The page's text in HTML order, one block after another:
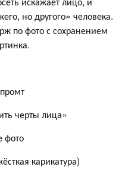
но другого» человека.
по фото с сохранением
черты лица»
фото
карикатура)